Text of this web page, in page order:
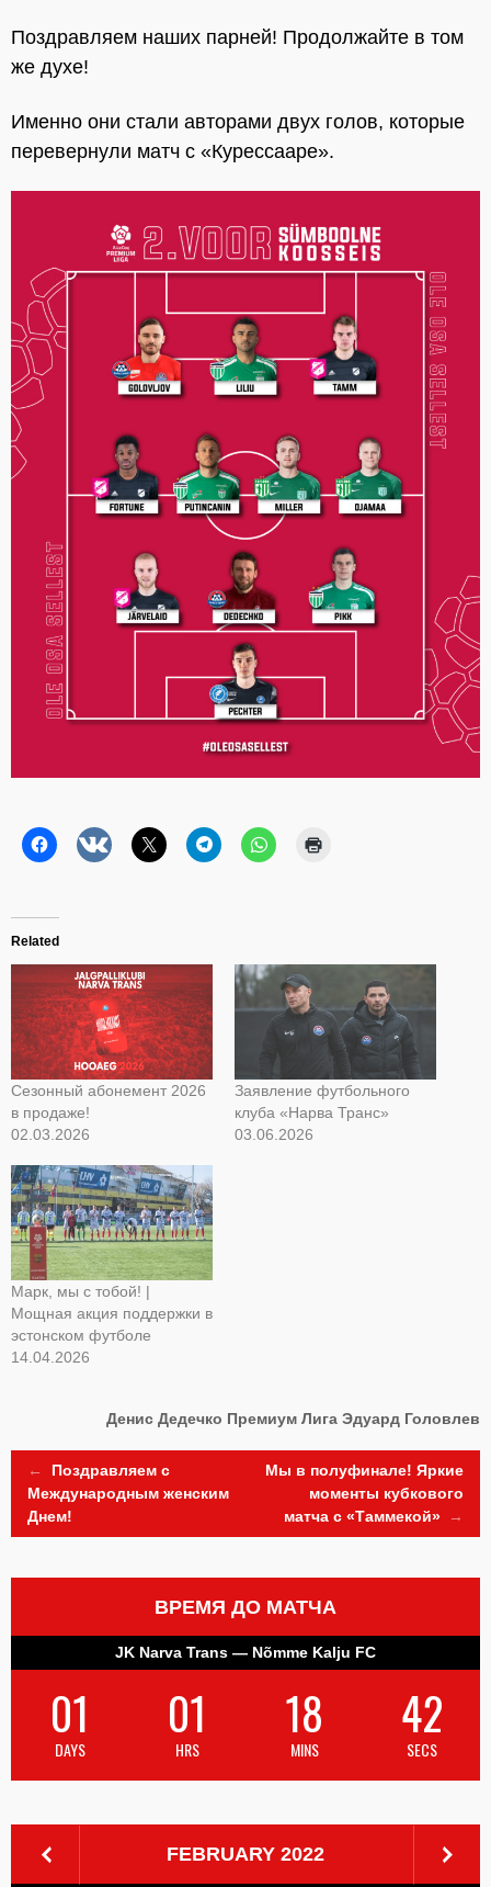
Поздравляем наших парней! Продолжайте в том
же духе!
Именно они стали авторами двух голов, которые
перевернули матч с «Курессааре».
Related
Сезонный абонемент 2026
в продаже!
02.03.2026
Заявление футбольного
клуба «Нарва Транс»
03.06.2026
Марк, мы с тобой! |
Мощная акция поддержки в
эстонском футболе
14.04.2026
Денис Дедечко Премиум Лига Эдуард Головлев
Post
navigation
←
Поздравляем с
Международным женским
Днем!
Мы в полуфинале! Яркие
моменты кубкового
матча с «Таммекой»
→
ВРЕМЯ ДО МАТЧА
JK Narva Trans — Nõmme Kalju FC
01
DAYS
01
HRS
18
MINS
41
SECS
FEBRUARY 2022